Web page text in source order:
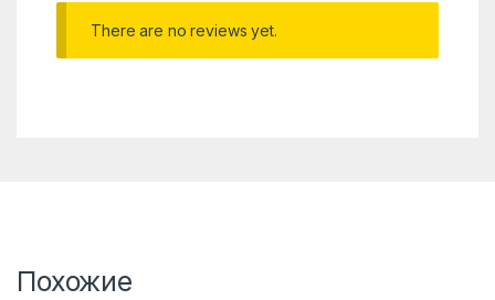
There are no reviews yet.
Похожие